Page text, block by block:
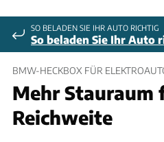
SO BELADEN SIE IHR AUTO RICHTIG
So beladen Sie Ihr Auto
BMW-HECKBOX FÜR
Mehr Stauraum
Reichweite